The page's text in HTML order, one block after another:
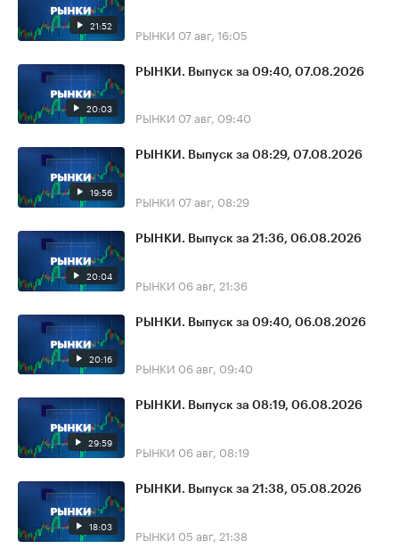
21:52 РЫНКИ 07 авг, 16:05
20:03
РЫНКИ. Выпуск за 09:40, 07.08.2026
РЫНКИ 07 авг, 09:40
19:56
РЫНКИ. Выпуск за 08:29, 07.08.2026
РЫНКИ 07 авг, 08:29
20:04
РЫНКИ. Выпуск за 21:36, 06.08.2026
РЫНКИ 06 авг, 21:36
20:16
РЫНКИ. Выпуск за 09:40, 06.08.2026
РЫНКИ 06 авг, 09:40
29:59
РЫНКИ. Выпуск за 08:19, 06.08.2026
РЫНКИ 06 авг, 08:19
18:03
РЫНКИ. Выпуск за 21:38, 05.08.2026
РЫНКИ 05 авг, 21:38